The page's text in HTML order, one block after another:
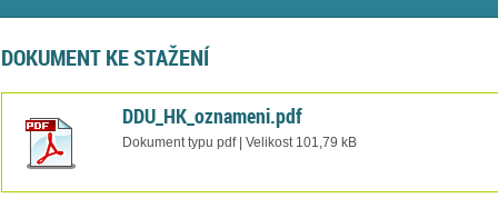
DOKUMENT KE STAŽENÍ
DDU_HK_oznameni.pdf
Dokument typu pdf | Velikost 101,79 kB